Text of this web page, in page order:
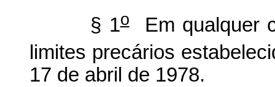
§ 1oEm qualquer
limites precários
17 de abril de 1978.